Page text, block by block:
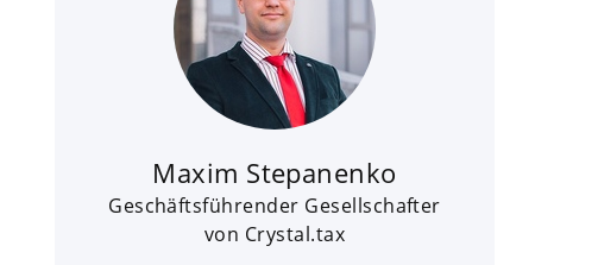
Maxim Stepanenko
Geschäftsführender Gesellschafter
von Crystal.tax